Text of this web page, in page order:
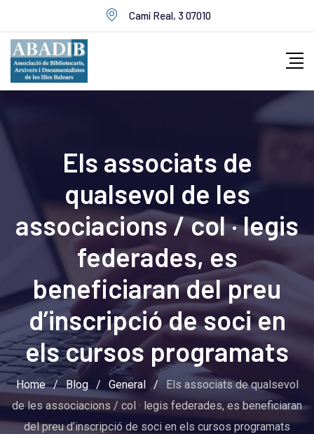
to
content
Camí Real, 3 07010
Els associats de
qualsevol de les
associacions / col · legis
federades, es
beneficiaran del preu
d’inscripció de soci en
els cursos programats
Home / Blog / General /
Els associats de qualsevol
de les associacions / col · legis federades, es beneficiaran
del preu d’inscripció de soci en els cursos programats